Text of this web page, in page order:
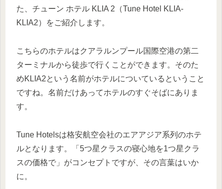
た、チューン ホテル KLIA 2（Tune Hotel KLIA-
KLIA2）をご紹介します。
こちらのホテルはクアラルンプール国際空港の第二
ターミナルから徒歩で行くことができます。そのた
めKLIA2という名前がホテルについているということ
ですね。名前だけあってホテルのすぐそばにありま
す。
Tune Hotelsは格安航空会社のエアアジア系列のホテ
ルとなります。「5つ星クラスの寝心地を1つ星クラ
スの価格で」がコンセプトですが、その言葉はいか
に。